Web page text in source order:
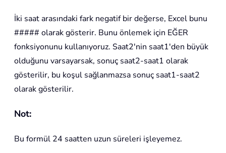
İki saat arasındaki fark negatif bir değerse, Excel bunu
##### olarak gösterir. Bunu önlemek için EĞER
fonksiyonunu kullanıyoruz. Saat2'nin saat1'den büyük
olduğunu varsayarsak, sonuç saat2-saat1 olarak
gösterilir, bu koşul sağlanmazsa sonuç saat1-saat2
olarak gösterilir.
Not:
Bu formül 24 saatten uzun süreleri işleyemez.